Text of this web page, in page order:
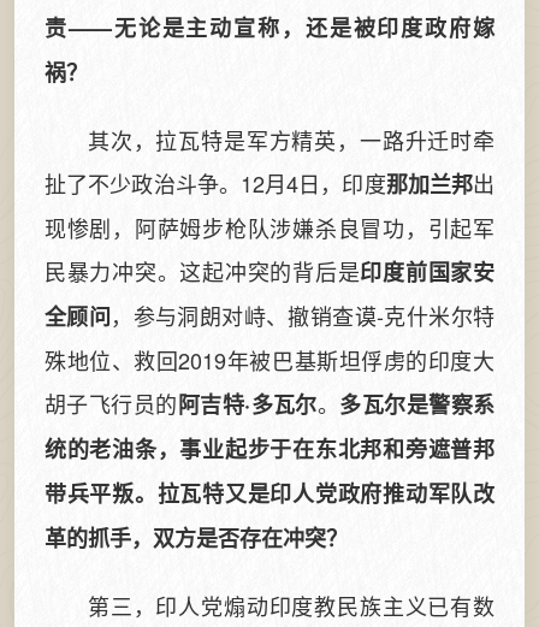
责——无论是主动宣称，还是被印度政府嫁
祸？
其次，拉瓦特是军方精英，一路升迁时牵
扯了不少政治斗争。12月4日，印度那加兰邦出
现惨剧，阿萨姆步枪队涉嫌杀良冒功，引起军
民暴力冲突。这起冲突的背后是印度前国家安
全顾问，参与洞朗对峙、撤销查谟-克什米尔特
殊地位、救回2019年被巴基斯坦俘虏的印度大
胡子飞行员的阿吉特·多瓦尔。 多瓦尔是警察系
统的老油条，事业起步于在东北邦和旁遮普邦
带兵平叛。拉瓦特又是印人党政府推动军队改
革的抓手，双方是否存在冲突？
第三，印人党煽动印度教民族主义已有数